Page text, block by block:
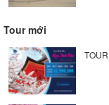
Tour mới